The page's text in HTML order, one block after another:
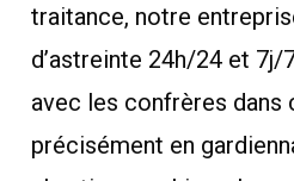
traitance, notre
d’astreinte 24h/24 et
avec les confrères dans
précisément en